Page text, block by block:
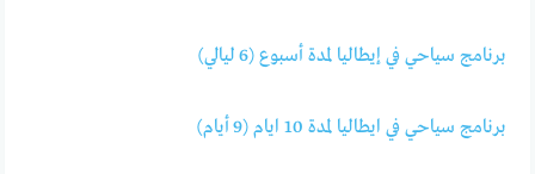
برنامج سياحي في إيطاليا لمدة أسبوع (6 ليالي)
برنامج سياحي في ايطاليا لمدة 10 ايام (9 أيام)